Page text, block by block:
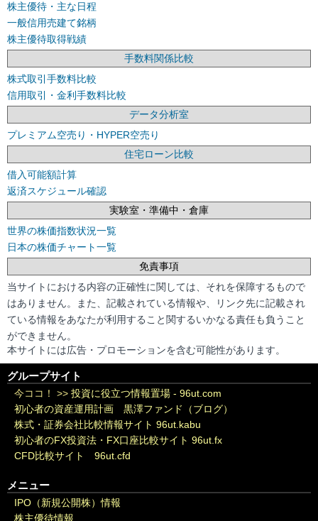
株主優待・主な日程
一般信用売建て銘柄
株主優待取得戦績
手数料関係比較
株式取引手数料比較
信用取引・金利手数料比較
データ分析室
プレミアム空売り・HYPER空売り
住宅ローン比較
借入可能額計算
返済スケジュール確認
実験室・準備中・倉庫
世界の株価指数状況一覧
日本の株価チャート一覧
免責事項
当サイトにおける内容の正確性に関しては、それを保障するもので
はありません。また、記載されている情報や、リンク先に記載され
ている情報をあなたが利用すること関するいかなる責任も負うこと
ができません。
本サイトには広告・プロモーションを含む可能性があります。
グループサイト
今ココ！ >> 投資に役立つ情報置場 - 96ut.com
初心者の資産運用計画 黒澤ファンド（ブログ）
株式・証券会社比較情報サイト 96ut.kabu
初心者のFX投資法・FX口座比較サイト 96ut.fx
CFD比較サイト 96ut.cfd
メニュー
IPO（新規公開株）情報
株主優待情報